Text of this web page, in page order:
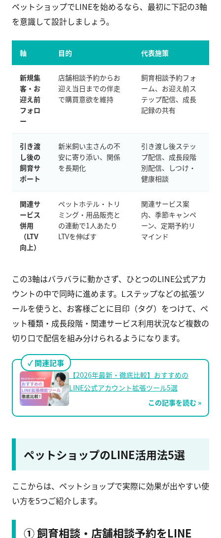
ペットショップでLINEを始めるなら、最初に下記の3軸
を意識して設計しましょう。
軸 目的 代表施策
新規集
客・お
迎え前
フォロ
ー
店舗相談予約からお
迎え当日までの伴走
で購買意欲を維持
飼育相談予約フォ
ーム、お迎え前ス
テップ配信、成長
記録の共有
引き渡
し後の
飼育サ
ポート
新米飼い主さんの不
安に寄り添い、関係
を長期化
引き渡し後ステッ
プ配信、成長段階
別配信、しつけ・
健康相談
関連サ
ービス
併用
（LTV
向上）
ペットホテル・トリ
ミング・用品販売と
の連動で1人あたり
LTVを伸ばす
関連サービス案
内、季節キャンペ
ーン、定期予約リ
マインド
この3軸はバラバラに動かさず、ひとつのLINE公式アカ
ウントの中で同時に進めます。Lステップなどの拡張ツ
ールを使うと、お客様ごとに目印（タグ）をつけて、ペ
ット種類・成長段階・関連サービス利用状況など複数の
切り口で配信を組み分けられるようになります。
関連記事
【2026年最新・徹底比較】おすすめの
LINE公式アカウント拡張ツール5選
この記事を読む »
ペットショップのLINE活用法5選
ここからは、ペットショップで実際に効果が出やすい使
い方を5つご紹介します。
① 飼育相談・店舗相談予約をLINE